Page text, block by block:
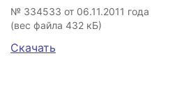
№ 334533 от 06.11.2011 года
(вес файла 432 кБ)
Скачать